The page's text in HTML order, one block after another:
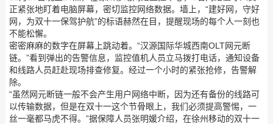
正紧张地盯着电脑屏幕，密切监控网络数据。墙上，“建好网，守好
网，为双十一保驾护航”的标语赫然在目，提醒现场的每个人一刻也
不能松懈。
密密麻麻的数字在屏幕上跳动着。“汉源国际华城西南OLT网元断
链。”看到弹出的告警信息，监控值机人员立马拨打电话，通知设备
和线路人员赶赴现场排查修复。经过一个小时的紧张抢修，告警解
除。
“虽然网元断链一般不会产生用户网络中断，因为还有备份的线路可
以传输数据，但是在双十一这个节骨眼上，我们必须提高警惕，一
丝一毫都马虎不得。”据保障人员张明媛介绍，在徐州移动的双十一